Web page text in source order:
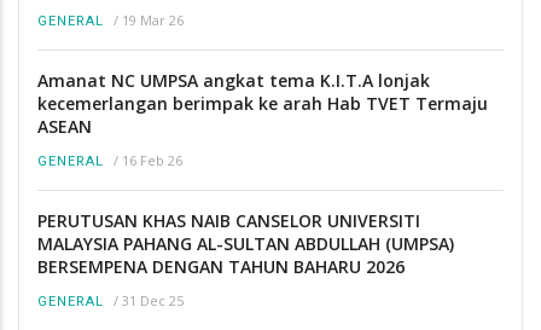
GENERAL / 19 Mar 26
Amanat NC UMPSA angkat tema K.I.T.A lonjak
kecemerlangan berimpak ke arah Hab TVET Termaju
ASEAN
GENERAL / 16 Feb 26
PERUTUSAN KHAS NAIB CANSELOR UNIVERSITI
MALAYSIA PAHANG AL-SULTAN ABDULLAH (UMPSA)
BERSEMPENA DENGAN TAHUN BAHARU 2026
GENERAL / 31 Dec 25